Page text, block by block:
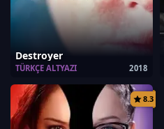
Destroyer
2018
TÜRKÇE ALTYAZI
8.3